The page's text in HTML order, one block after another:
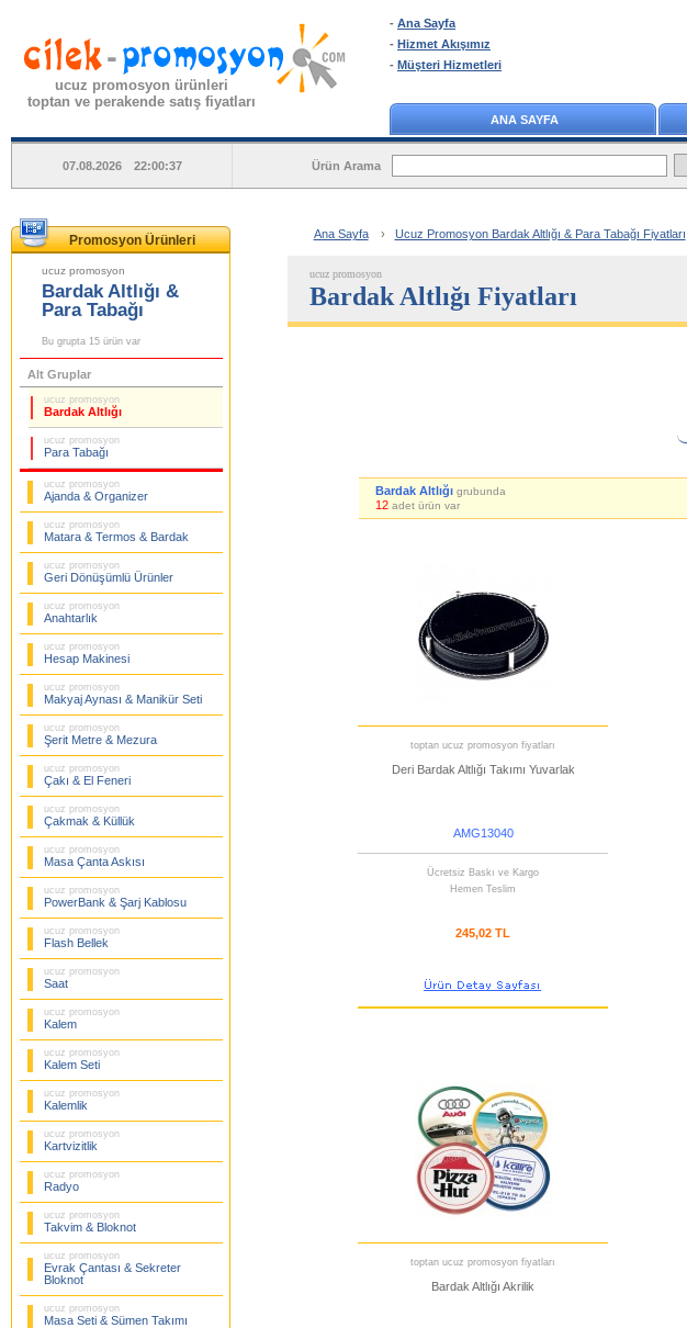
ucuz promosyon ürünleri
toptan ve perakende satış fiyatları
- Ana Sayfa
- Hizmet Akışımız
- Müşteri Hizmetleri
ANA SAYFA
07.08.2026 22:00:37 Ürün Arama
Promosyon Ürünleri
ucuz promosyon
Bardak Altlığı &
Para Tabağı
Bu grupta 15 ürün var
Alt Gruplar
ucuz promosyon
Bardak Altlığı
ucuz promosyon
Para Tabağı
ucuz promosyon
Ajanda & Organizer
ucuz promosyon
Matara & Termos & Bardak
ucuz promosyon
Geri Dönüşümlü Ürünler
ucuz promosyon
Anahtarlık
ucuz promosyon
Hesap Makinesi
ucuz promosyon
Makyaj Aynası & Manikür Seti
ucuz promosyon
Şerit Metre & Mezura
ucuz promosyon
Çakı & El Feneri
ucuz promosyon
Çakmak & Küllük
ucuz promosyon
Masa Çanta Askısı
ucuz promosyon
PowerBank & Şarj Kablosu
ucuz promosyon
Flash Bellek
ucuz promosyon
Saat
ucuz promosyon
Kalem
ucuz promosyon
Kalem Seti
ucuz promosyon
Kalemlik
ucuz promosyon
Kartvizitlik
ucuz promosyon
Radyo
ucuz promosyon
Takvim & Bloknot
ucuz promosyon
Evrak Çantası & Sekreter
Bloknot
ucuz promosyon
Masa Seti & Sümen Takımı
Ana Sayfa › Ucuz Promosyon Bardak Altlığı & Para Tabağı Fiyatları
ucuz promosyon
Bardak Altlığı Fiyatları
Bardak Altlığıgrubunda
12adet ürün var
toptan ucuz promosyon fiyatları
Deri Bardak Altlığı Takımı Yuvarlak
AMG13040
Ücretsiz Baskı ve Kargo
Hemen Teslim
245,02 TL
toptan ucuz promosyon fiyatları
Bardak Altlığı Akrilik